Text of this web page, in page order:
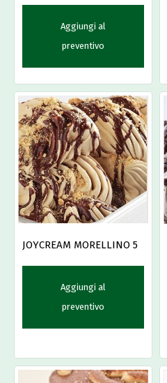
Aggiungi al
preventivo
JOYCREAM MORELLINO 5
Aggiungi al
preventivo